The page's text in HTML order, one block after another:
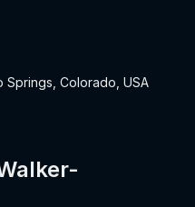
Springs, Colorado, USA